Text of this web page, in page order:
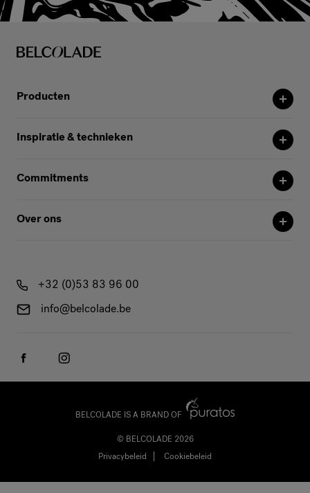
Producten
Inspiratie & technieken
Commitments
Over ons
+32 (0)53 83 96 00
info@belcolade.be
© BELCOLADE 2026
Privacybeleid
Cookiebeleid
BELCOLADE IS A BRAND OF